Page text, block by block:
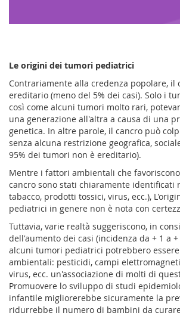
Le origini dei tumori pediatrici
Contrariamente alla credenza popolare, il
ereditario (meno del 5% dei casi). Solo i
così come alcuni tumori molto rari,
una generazione all'altra a causa di una
genetica. In altre parole, il cancro può
senza alcuna restrizione geografica,
95% dei tumori non è ereditario).
Mentre i fattori ambientali che
cancro sono stati chiaramente identificati
tabacco, prodotti tossici, virus, ecc.),
pediatrici in genere non è nota con
Tuttavia, varie realtà suggeriscono, in
dell'aumento dei casi (incidenza da + 1 a
alcuni tumori pediatrici potrebbero
ambientali: pesticidi, campi
virus, ecc. un'associazione di molti di
Promuovere lo sviluppo di studi
infantile migliorerebbe sicuramente la
ridurrebbe il numero di bambini da